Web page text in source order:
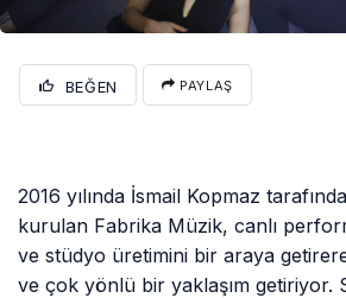
BEĞEN PAYLAŞ
2016 yılında İsmail Kopmaz
kurulan Fabrika Müzik, canlı
ve stüdyo üretimini bir araya
ve çok yönlü bir yaklaşım getiriyor.